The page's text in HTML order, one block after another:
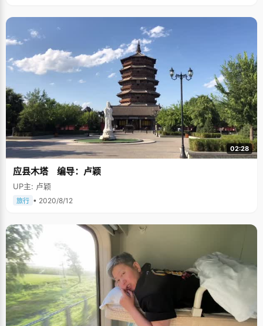
02:28
应县木塔 编导：卢颖
UP主: 卢颖
旅行 • 2020/8/12